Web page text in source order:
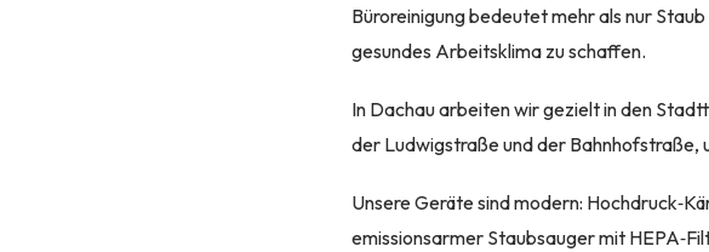
Büroreinigung bedeutet mehr als nur
gesundes Arbeitsklima zu schaffen.
In Dachau arbeiten wir gezielt in den
der Ludwigstraße und der Bahnhofstraße,
Unsere Geräte sind modern:
emissionsarmer Staubsauger mit